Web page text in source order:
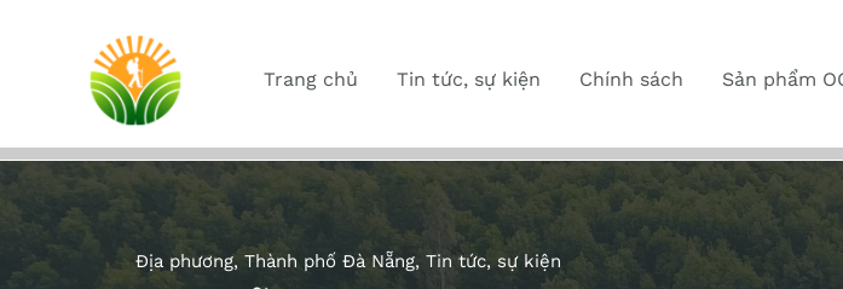
Trang chủ Tin tức, sự kiện Chính sách Sản phẩm
Địa phương, Thành phố Đà Nẵng, Tin tức, sự kiện